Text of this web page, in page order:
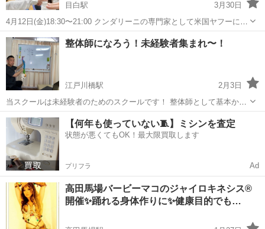
目白駅
3月30日
4月12日(金)18:30〜21:00 クンダリーニの専門家として米国ヤフーに掲
載され､ ニューヨーク5番街に、クンダリーニタントラスクールを構え
る先生が、東京でワークショップを行います。特に、クンダリーニの
昇華...
東京 新宿区 目白駅 その他 クンダリーニ
整体師になろう！未経験者集まれ〜！
江戸川橋駅
2月3日
当スクールは未経験者のためのスクールです！ 整体師として基本から
しっかり学んで手に職を付けたい！人と接する仕事、繋がる仕事がし
てみたい！ という方は当スクールで一緒に楽しく学びましょう！ 安価
なスクール選びで悩んでいる...
東京 新宿区 江戸川橋駅 その他 未経験
【何年も使っていない🧵】ミシンを査定
状態が悪くてもOK！最大限買取します
プリフラ Ad
高田馬場バービーマコのジャイロキネシス®︎
開催✨踊れる身体作りに✨健康目的でも…